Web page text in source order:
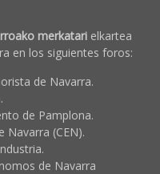
merkatarielkartea
en los siguientes foros:
de Navarra.
de Pamplona.
Navarra (CEN).
de Navarra